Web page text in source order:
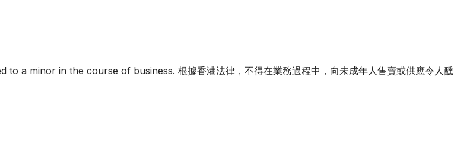
a minor in the course of business. 根據香港法律，不得在業務過程中，向未成年人售賣或供應令人醺